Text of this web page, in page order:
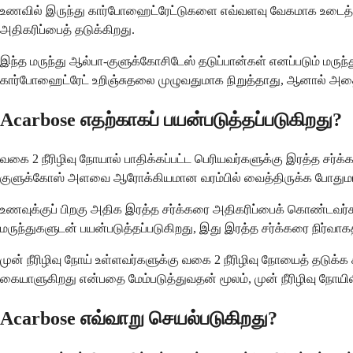
உணவில் இருந்து கார்போஹைட்ரேட்டுகளை எவ்வளவு வேகமாக உடைத்து
அதிகரிப்பைத் தடுக்கிறது.
இந்த மருந்து ஆல்பா-குளுக்கோசிடேஸ் தடுப்பான்கள் எனப்படும்
கார்போஹைட்ரேட் உறிஞ்சுதலை முழுவதுமாக நிறுத்தாது, ஆனால் அதை
Acarbose எதற்காகப் பயன்படுத்தப்படுகிறது?
வகை 2 நீரிழிவு நோயால் பாதிக்கப்பட்ட பெரியவர்களுக்கு இரத்த
குளுக்கோஸ் அளவை ஆரோக்கியமான வரம்பில் வைத்திருக்க
உணவுக்குப் பிறகு அதிக இரத்த சர்க்கரை அதிகரிப்பைக்
மருந்துகளுடன் பயன்படுத்தப்படுகிறது, இது இரத்த சர்க்கரை
முன் நீரிழிவு நோய் உள்ளவர்களுக்கு வகை 2 நீரிழிவு நோயைத்
கையாளுகிறது என்பதை மேம்படுத்துவதன் மூலம், முன் நீரிழிவு
Acarbose எவ்வாறு செயல்படுகிறது?